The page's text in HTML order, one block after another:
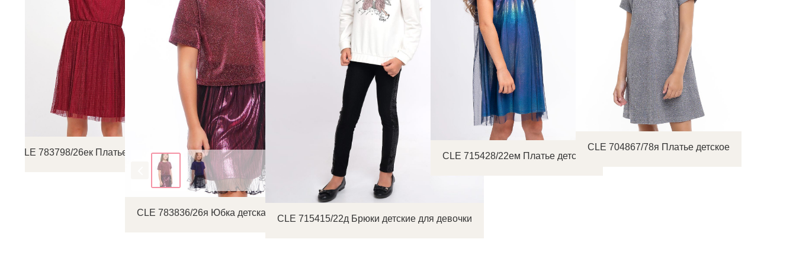
CLE 783798/26ек Платье детское
CLE 783836/26я Юбка детская для девочки
CLE 715415/22д Брюки детские для девочки
CLE 715428/22ем Платье детское
CLE 704867/78я Платье детское